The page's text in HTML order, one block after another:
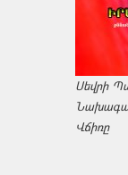
Սեվրի
Վճիռը